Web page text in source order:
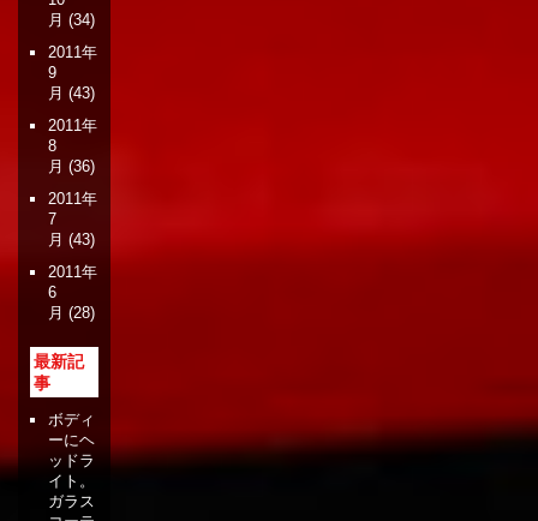
月 (34)
2011年
9
月 (43)
2011年
8
月 (36)
2011年
7
月 (43)
2011年
6
月 (28)
最新記
事
ボディ
ーにヘ
ッドラ
イト。
ガラス